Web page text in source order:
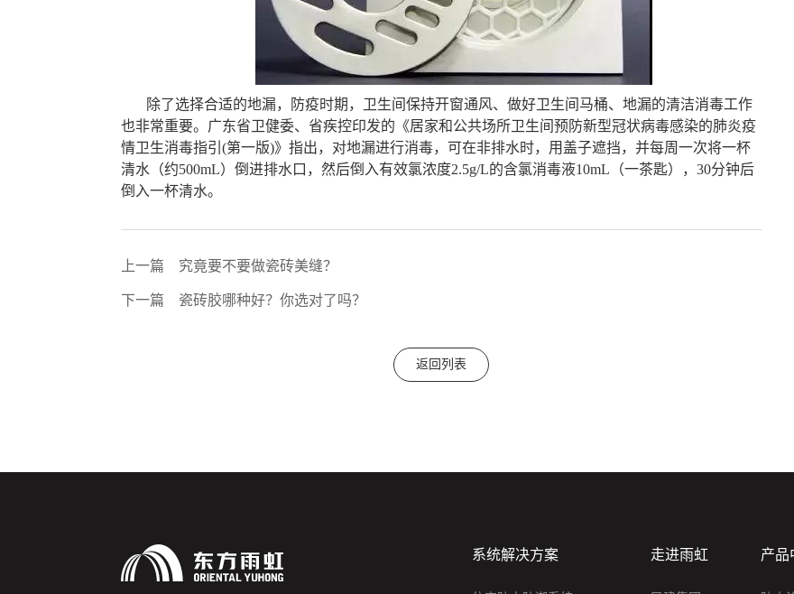
除了选择合适的地漏，防疫时期，卫生间保持开窗通风、做好卫生间马桶、地漏的清洁消毒工作
也非常重要。广东省卫健委、省疾控印发的《居家和公共场所卫生间预防新型冠状病毒感染的肺炎疫
情卫生消毒指引(第一版)》指出，对地漏进行消毒，可在非排水时，用盖子遮挡，并每周一次将一杯
清水（约500mL）倒进排水口，然后倒入有效氯浓度2.5g/L的含氯消毒液10mL（一茶匙），30分钟后
倒入一杯清水。
上一篇 究竟要不要做瓷砖美缝？
下一篇 瓷砖胶哪种好？你选对了吗？
返回列表
系统解决方案 走进雨虹 产品